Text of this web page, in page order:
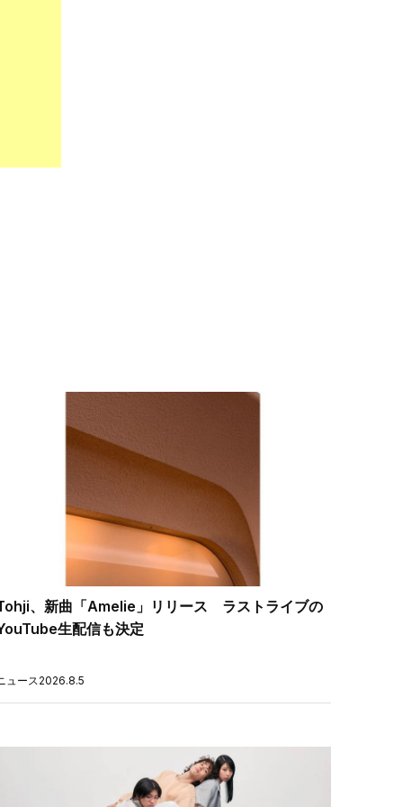
、新曲「Amelie」リリース ラストライブの
生配信も決定
ュース2026.8.5